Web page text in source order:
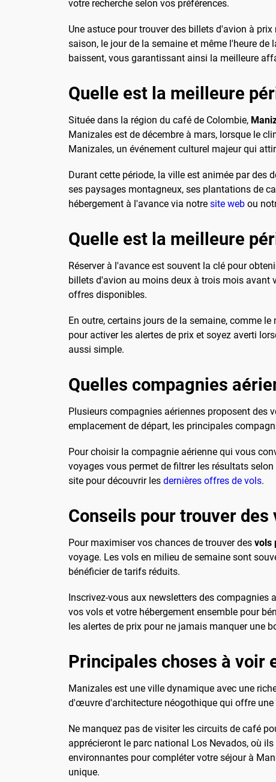
votre recherche selon vos préférences.
Une astuce pour trouver des billets d'avion à
saison, le jour de la semaine et même l'heure
baissent, vous garantissant ainsi la meilleure
Quelle est la meilleure
Située dans la région du café de Colombie,
Manizales est de décembre à mars, lorsque le
Manizales, un événement culturel majeur qui
Durant cette période, la ville est animée par des
ses paysages montagneux, ses plantations de
hébergement à l'avance via notre site web ou
Quelle est la meilleure
Réserver à l'avance est souvent la clé pour
billets d'avion au moins deux à trois mois avant
offres disponibles.
En outre, certains jours de la semaine, comme
pour activer les alertes de prix et soyez averti
aussi simple.
Quelles compagnies
Plusieurs compagnies aériennes proposent des
emplacement de départ, les principales
Pour choisir la compagnie aérienne qui vous
voyages vous permet de filtrer les résultats
site pour découvrir les dernières offres de vols.
Conseils pour trouver
Pour maximiser vos chances de trouver des vols
voyage. Les vols en milieu de semaine sont
bénéficier de tarifs réduits.
Inscrivez-vous aux newsletters des compagnies
vos vols et votre hébergement ensemble pour
les alertes de prix pour ne jamais manquer une
Principales choses à voir
Manizales est une ville dynamique avec une
d'œuvre d'architecture néogothique qui offre
Ne manquez pas de visiter les circuits de café
apprécieront le parc national Los Nevados, où
environnantes pour compléter votre séjour à
unique.